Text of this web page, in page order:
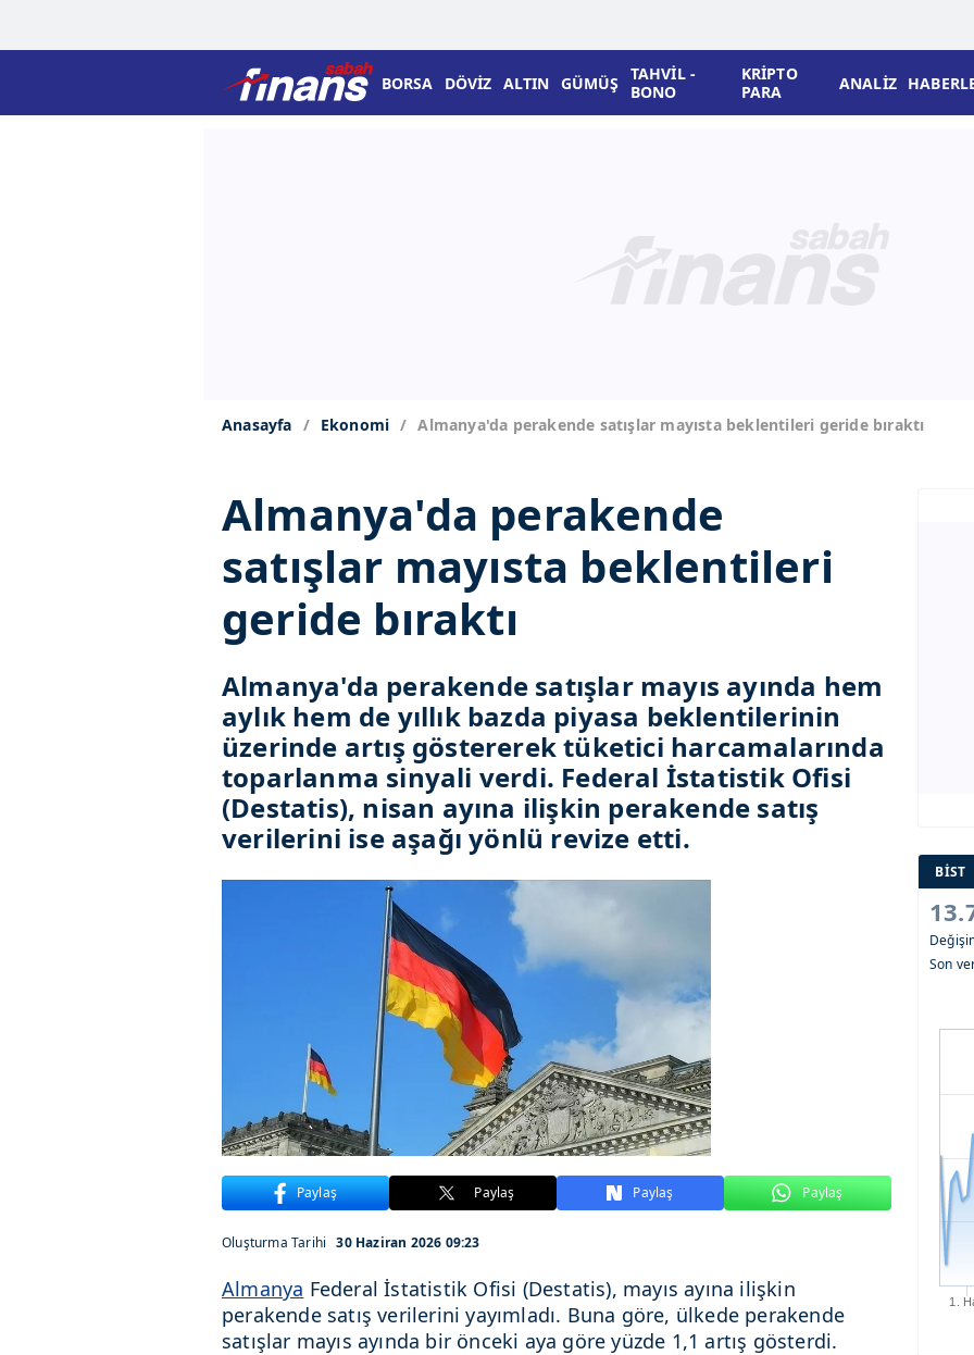
BORSA DÖVİZ ALTIN GÜMÜŞ
TAHVİL -
BONO
KRİPTO
PARA
ANALİZ
Anasayfa Ekonomi Almanya'da perakende satışlar mayısta beklentileri geride bıraktı
Almanya'da perakende
satışlar mayısta beklentileri
geride bıraktı
Almanya'da perakende satışlar mayıs ayında hem
aylık hem de yıllık bazda piyasa beklentilerinin
üzerinde artış göstererek tüketici harcamalarında
toparlanma sinyali verdi. Federal İstatistik Ofisi
(Destatis), nisan ayına ilişkin perakende satış
verilerini ise aşağı yönlü revize etti.
Paylaş Paylaş Paylaş Paylaş
Oluşturma Tarihi 30 Haziran 2026 09:23
Almanya Federal İstatistik Ofisi (Destatis), mayıs ayına ilişkin
perakende satış verilerini yayımladı. Buna göre, ülkede perakende
satışlar mayıs ayında bir önceki aya göre yüzde 1,1 artış gösterdi.
BİST
Son
1.